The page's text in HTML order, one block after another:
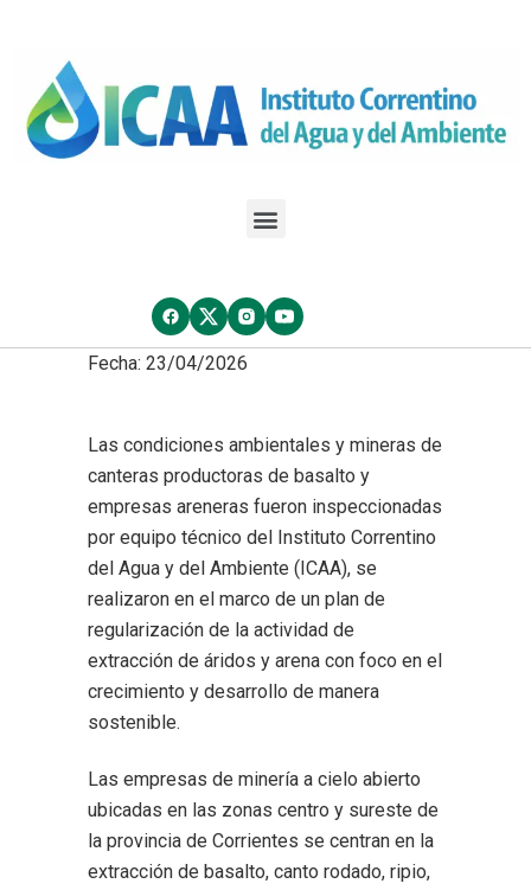
Fecha: 23/04/2026
Las condiciones ambientales y mineras de
canteras productoras de basalto y
empresas areneras fueron inspeccionadas
por equipo técnico del Instituto Correntino
del Agua y del Ambiente (ICAA), se
realizaron en el marco de un plan de
regularización de la actividad de
extracción de áridos y arena con foco en el
crecimiento y desarrollo de manera
sostenible.
Las empresas de minería a cielo abierto
ubicadas en las zonas centro y sureste de
la provincia de Corrientes se centran en la
extracción de basalto, canto rodado, ripio,